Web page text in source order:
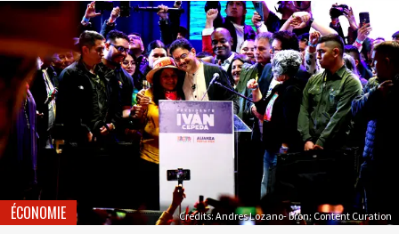
Credits: Andres Lozano- bron: Content Curation
ÉCONOMIE